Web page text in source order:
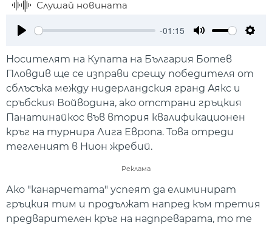
Слушай новината
-01:15
Носителят на Купата на България Ботев
Пловдив ще се изправи срещу победителя от
сблъсъка между нидерландския гранд Аякс и
сръбския Войводина, ако отстрани гръцкия
Панатинайкос във втория квалификационен
кръг на турнира Лига Европа. Това отреди
тегленият в Нион жребий.
Реклама
Ако "канарчетата" успеят да елиминират
гръцкия тим и продължат напред към третия
предварителен кръг на надпреварата, то те